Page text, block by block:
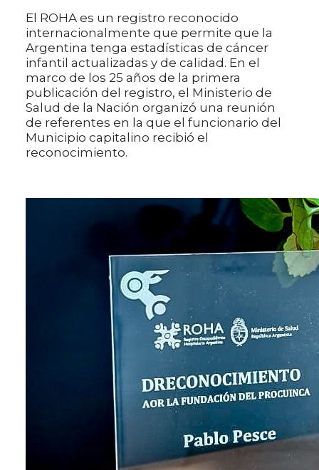
El ROHA es un registro reconocido
internacionalmente que permite que la
Argentina tenga estadísticas de cáncer
infantil actualizadas y de calidad. En el
marco de los 25 años de la primera
publicación del registro, el Ministerio de
Salud de la Nación organizó una reunión
de referentes en la que el funcionario del
Municipio capitalino recibió el
reconocimiento.